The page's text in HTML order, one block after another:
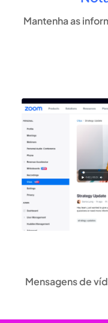
Mantenha as
Mensagens de